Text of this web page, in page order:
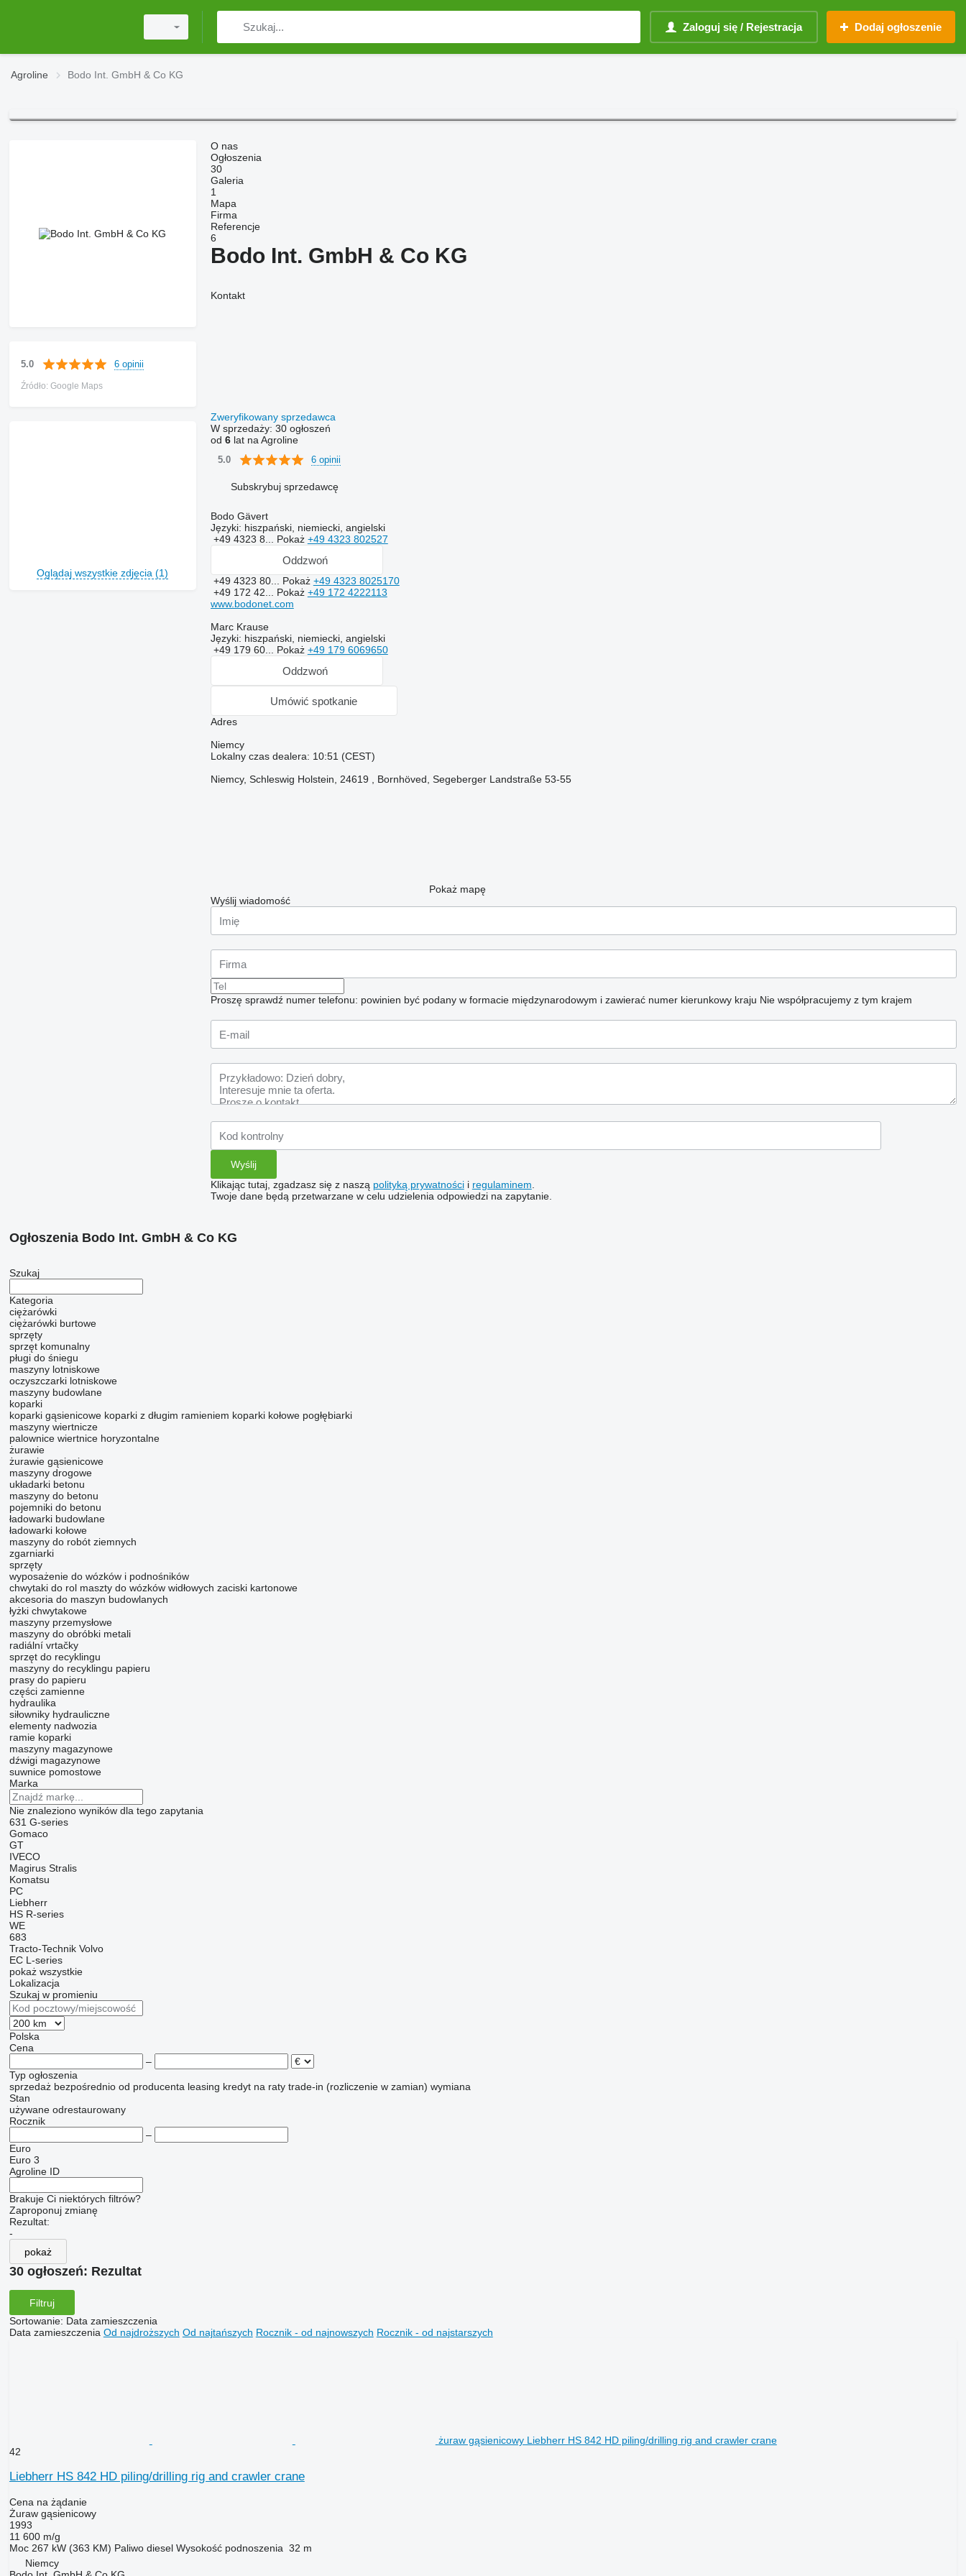
Zaloguj się / Rejestracja Dodaj ogłoszenie
Agroline Bodo Int. GmbH & Co KG
5.0 6 opinii
Źródło: Google Maps
Oglądaj wszystkie zdjęcia (1)
O nas
Ogłoszenia
30
Galeria
1
Mapa
Firma
Referencje
6
Bodo Int. GmbH & Co KG
Kontakt
Zweryfikowany sprzedawca
W sprzedaży: 30 ogłoszeń
od 6lat na Agroline
5.0 6 opinii
Subskrybuj sprzedawcę
Bodo Gävert
Języki: hiszpański, niemiecki, angielski
+49 4323 8... Pokaż +49 4323 802527
Oddzwoń
+49 4323 80... Pokaż +49 4323 8025170
+49 172 42... Pokaż +49 172 4222113
www.bodonet.com
Marc Krause
Języki: hiszpański, niemiecki, angielski
+49 179 60... Pokaż +49 179 6069650
Oddzwoń
Umówić spotkanie
Adres
Niemcy
Lokalny czas dealera: 10:51 (CEST)
Niemcy, Schleswig Holstein, 24619 , Bornhöved, Segeberger Landstraße 53-55
Pokaż mapę
Wyślij wiadomość
Proszę sprawdź numer telefonu: powinien być podany w formacie międzynarodowym i zawierać numer kierunkowy kraju Nie współpracujemy z tym krajem
Klikając tutaj, zgadzasz się z naszą polityką prywatnościi regulaminem
Twoje dane będą przetwarzane w celu udzielenia odpowiedzi na zapytanie.
Ogłoszenia Bodo Int. GmbH & Co KG
Szukaj
Kategoria
ciężarówki
ciężarówki burtowe
sprzęty
sprzęt komunalny
pługi do śniegu
maszyny lotniskowe
oczyszczarki lotniskowe
maszyny budowlane
koparki
koparki gąsienicowe koparki z długim ramieniem koparki kołowe pogłębiarki
maszyny wiertnicze
palownice wiertnice horyzontalne
żurawie
żurawie gąsienicowe
maszyny drogowe
układarki betonu
maszyny do betonu
pojemniki do betonu
ładowarki budowlane
ładowarki kołowe
maszyny do robót ziemnych
zgarniarki
sprzęty
wyposażenie do wózków i podnośników
chwytaki do rol maszty do wózków widłowych zaciski kartonowe
akcesoria do maszyn budowlanych
łyżki chwytakowe
maszyny przemysłowe
maszyny do obróbki metali
radiální vrtačky
sprzęt do recyklingu
maszyny do recyklingu papieru
prasy do papieru
części zamienne
hydraulika
siłowniky hydrauliczne
elementy nadwozia
ramie koparki
maszyny magazynowe
dźwigi magazynowe
suwnice pomostowe
Marka
Nie znaleziono wyników dla tego zapytania
631 G-series
Gomaco
GT
IVECO
Magirus Stralis
Komatsu
PC
Liebherr
HS R-series
WE
683
Tracto-Technik Volvo
EC L-series
pokaż wszystkie
Lokalizacja
Szukaj w promieniu
Polska
Cena
–
Typ ogłoszenia
sprzedaż bezpośrednio od producenta leasing kredyt na raty trade-in (rozliczenie w zamian) wymiana
Stan
używane odrestaurowany
Rocznik
–
Euro
Euro 3
Agroline ID
Brakuje Ci niektórych filtrów?
Zaproponuj zmianę
Rezultat:
-
pokaż
30 ogłoszeń: Rezultat
Filtruj
Sortowanie: Data zamieszczenia
Data zamieszczenia Od najdroższych Od najtańszych Rocznik - od najnowszych Rocznik - od najstarszych
żuraw gąsienicowy Liebherr HS 842 HD piling/drilling rig and crawler crane
42
Liebherr HS 842 HD piling/drilling rig and crawler crane
Cena na żądanie
Żuraw gąsienicowy
1993
11 600 m/g
Moc 267 kW (363 KM) Paliwo diesel Wysokość podnoszenia 32 m
Niemcy